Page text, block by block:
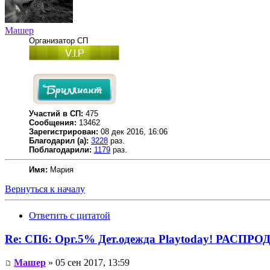
Машер
Организатор СП
Участий в СП: 475
Сообщения: 13462
Зарегистрирован: 08 дек 2016, 16:06
Благодарил (а): 3228 раз.
Поблагодарили: 1179 раз.
Имя: Мария
Вернуться к началу
Ответить с цитатой
Re: СП6: Орг.5% Дет.одежда Playtoday!
Машер » 05 сен 2017, 13:59